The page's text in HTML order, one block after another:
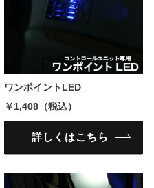
ワンポイントLED
￥1,408（税込）
詳しくはこちら